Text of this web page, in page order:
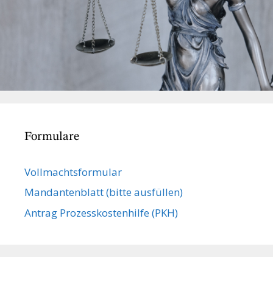
Formulare
Vollmachts­formular
Mandanten­blatt (bitte ausfüllen)
Antrag Prozesskostenhilfe (PKH)